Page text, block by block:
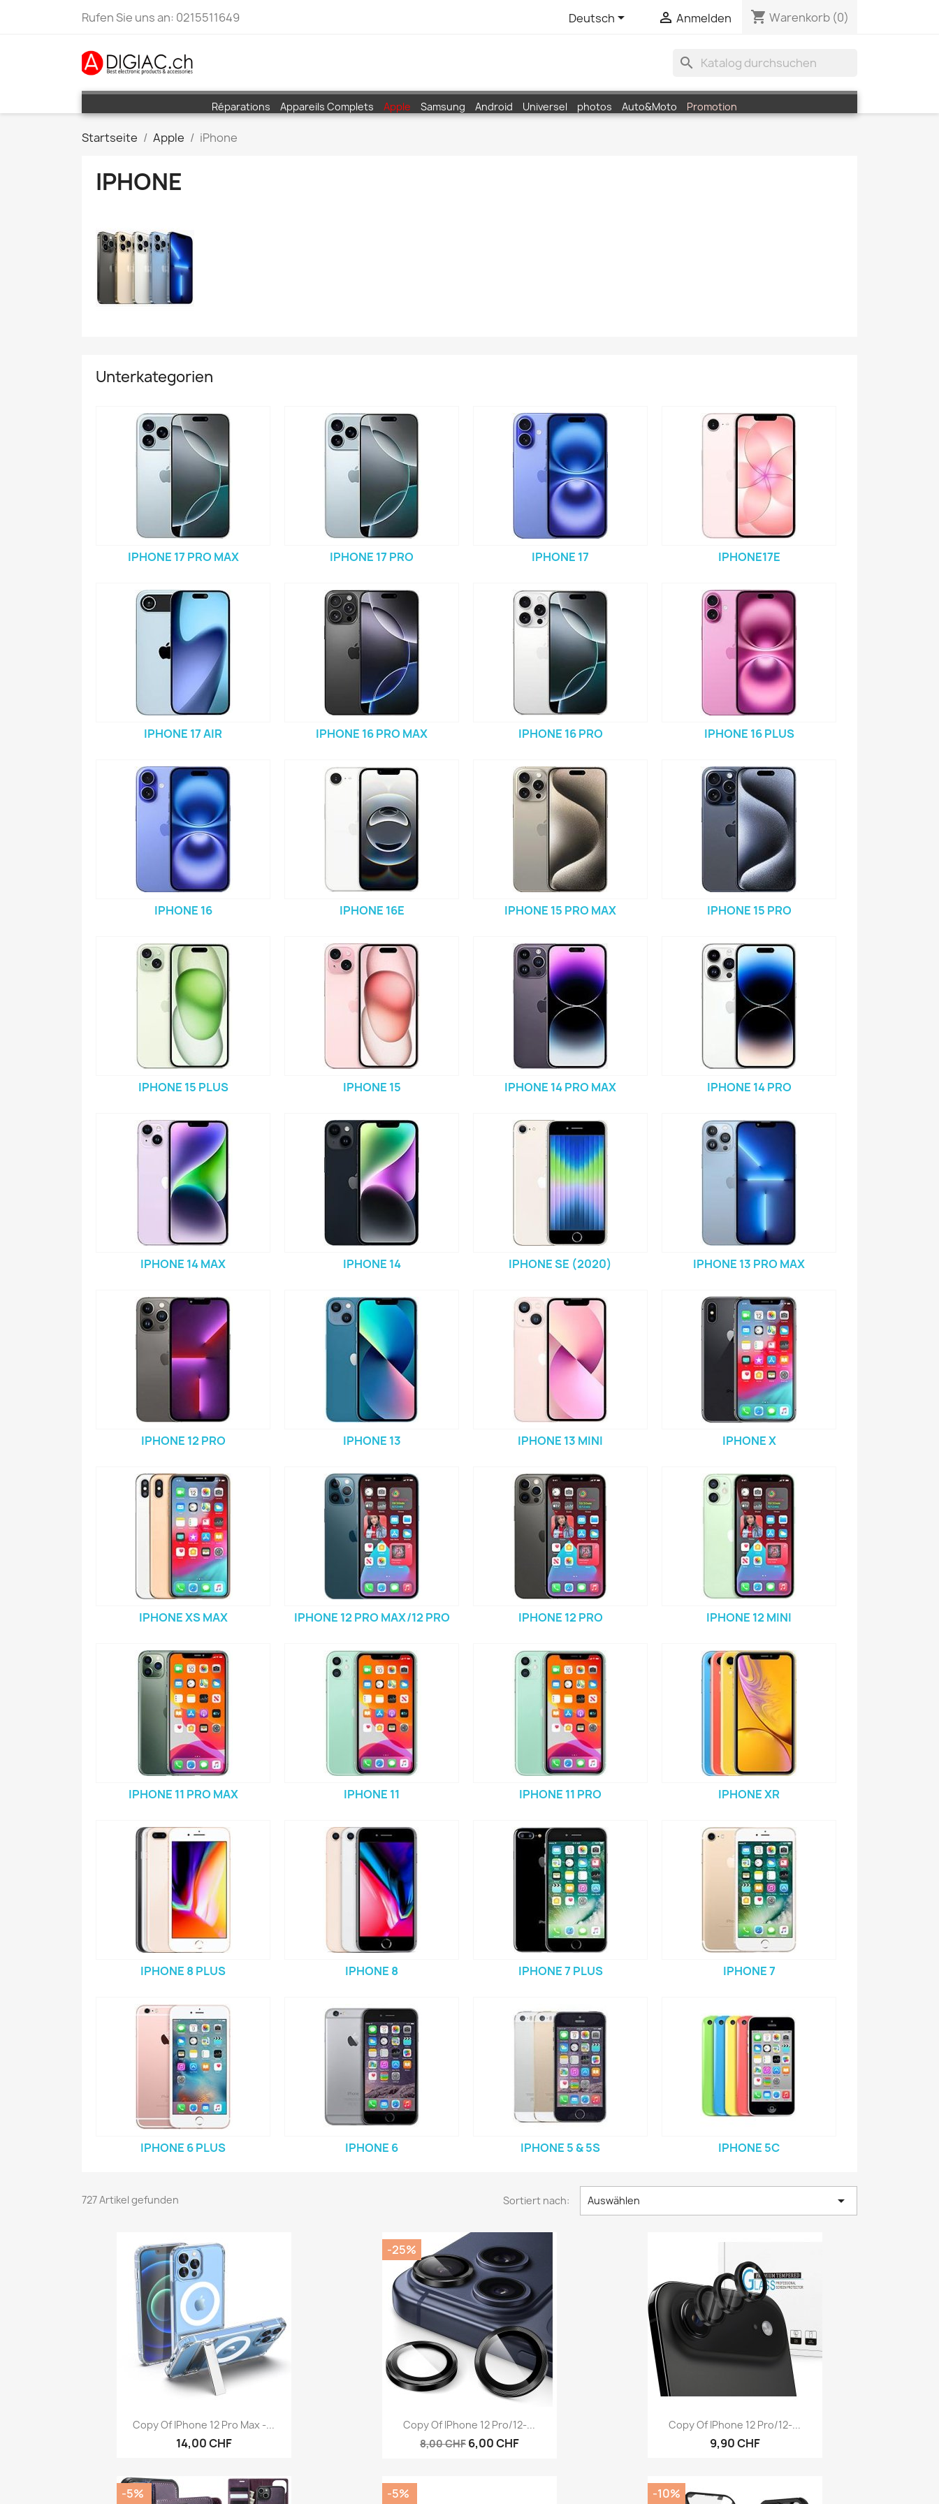
Rufen Sie uns an: 0215511649 Deutsch  Anmelden shopping_cart Warenkorb (0)
search
Réparations Appareils Complets Apple Samsung Android Universel photos Auto&Moto Promotion
Startseite Apple iPhone
IPHONE
Unterkategorien
IPHONE 17 PRO MAX IPHONE 17 PRO IPHONE 17 IPHONE17E
IPHONE 17 AIR IPHONE 16 PRO MAX IPHONE 16 PRO IPHONE 16 PLUS
IPHONE 16 IPHONE 16E IPHONE 15 PRO MAX IPHONE 15 PRO
IPHONE 15 PLUS IPHONE 15 IPHONE 14 PRO MAX IPHONE 14 PRO
IPHONE 14 MAX IPHONE 14 IPHONE SE (2020) IPHONE 13 PRO MAX
IPHONE 12 PRO IPHONE 13 IPHONE 13 MINI IPHONE X
IPHONE XS MAX IPHONE 12 PRO MAX/12 PRO IPHONE 12 PRO IPHONE 12 MINI
IPHONE 11 PRO MAX IPHONE 11 IPHONE 11 PRO IPHONE XR
IPHONE 8 PLUS IPHONE 8 IPHONE 7 PLUS IPHONE 7
IPHONE 6 PLUS IPHONE 6 IPHONE 5 & 5S IPHONE 5C
727 Artikel gefunden Sortiert nach: Auswählen 
Vorschau
Copy Of IPhone 12 Pro Max -...
14,00 CHF
Vorschau
Copy Of IPhone 12 Pro/12-...
8,00 CHF 6,00 CHF
-25%
Vorschau
Copy Of IPhone 12 Pro/12-...
9,90 CHF
-5% -5% -10%